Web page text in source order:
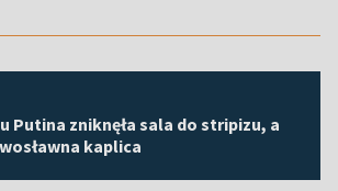
Putina zniknęła sala do stripizu, a
kaplica